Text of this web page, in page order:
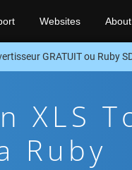
Websites About
GRATUIT ou Ruby
XLS
Ruby